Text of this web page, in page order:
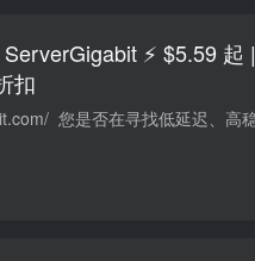
⚡ $5.59 起 | 无限流量 |
扣